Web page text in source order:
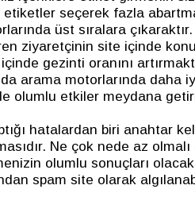
seçerek fazla
üst sıralara
ziyaretçinin site içinde
gezinti oranını
arama motorlarında daha
olumlu etkiler meydana
hatalardan biri anahtar
Ne çok nede az
olumlu sonuçları
spam site olarak